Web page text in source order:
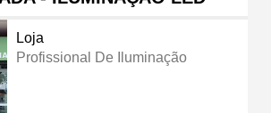
Loja
Profissional De Iluminação